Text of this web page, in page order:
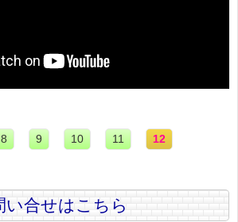
8 9 10 11 12
い合せはこちら